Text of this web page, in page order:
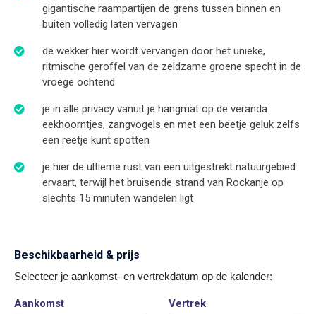
gigantische raampartijen de grens tussen binnen en
buiten volledig laten vervagen
de wekker hier wordt vervangen door het unieke,
ritmische geroffel van de zeldzame groene specht in de
vroege ochtend
je in alle privacy vanuit je hangmat op de veranda
eekhoorntjes, zangvogels en met een beetje geluk zelfs
een reetje kunt spotten
je hier de ultieme rust van een uitgestrekt natuurgebied
ervaart, terwijl het bruisende strand van Rockanje op
slechts 15 minuten wandelen ligt
Beschikbaarheid & prijs
Selecteer je aankomst- en vertrekdatum op de kalender:
Aankomst Vertrek